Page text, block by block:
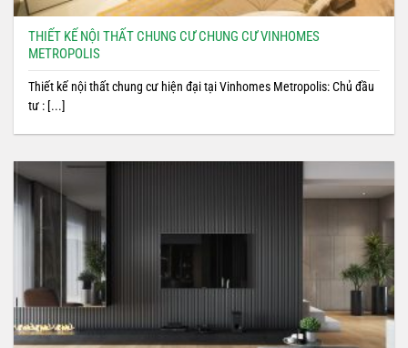
THIẾT KẾ NỘI THẤT CHUNG CƯ CHUNG CƯ VINHOMES
METROPOLIS
Thiết kế nội thất chung cư hiện đại tại Vinhomes Metropolis: Chủ đầu
tư : [...]